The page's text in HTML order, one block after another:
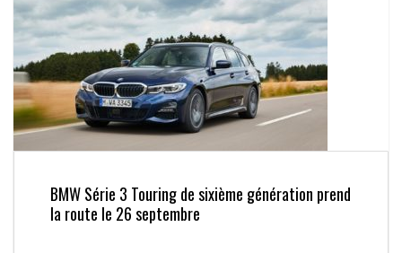
BMW Série 3 Touring de sixième génération prend
la route le 26 septembre